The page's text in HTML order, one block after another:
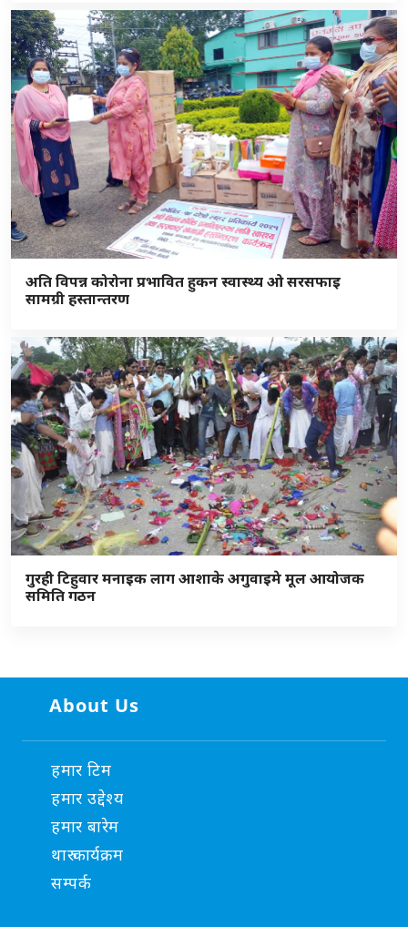
अति विपन्न कोरोना प्रभावित हुकन स्वास्थ्य ओ सरसफाइ
सामग्री हस्तान्तरण
गुरही टिहुवार मनाइक लाग आशाके अगुवाइमे मूल आयोजक
समिति गठन
About Us
हमार टिम
हमार उद्देश्य
हमार बारेम
थारु कार्यक्रम
सम्पर्क